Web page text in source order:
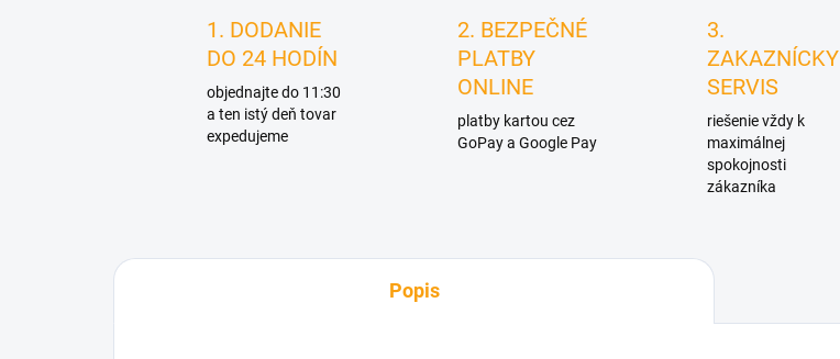
1. DODANIE
DO 24 HODÍN
objednajte do 11:30
a ten istý deň tovar
expedujeme
2. BEZPEČNÉ
PLATBY
ONLINE
platby kartou cez
GoPay a Google Pay
3.
ZAKAZNÍCKY
SERVIS
riešenie vždy k
maximálnej
spokojnosti
zákazníka
Popis